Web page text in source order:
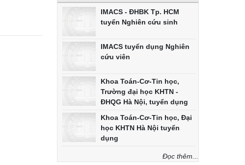
IMACS - ĐHBK Tp. HCM
tuyển Nghiên cứu sinh
IMACS tuyển dụng Nghiên
cứu viên
Khoa Toán-Cơ-Tin học,
Trường đại học KHTN -
ĐHQG Hà Nội, tuyển dụng
Khoa Toán-Cơ-Tin học, Đại
học KHTN Hà Nội tuyển
dụng
Đọc thêm...